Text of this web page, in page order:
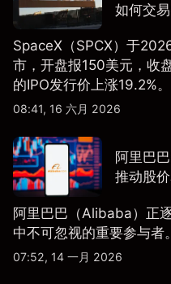
如何交
SpaceX（SPCX）于
市，开盘报150美元，收
的IPO发行价上涨19.2%。
08:41, 16 六月 2026
阿里巴
推动股
阿里巴巴（Alibaba）正
中不可忽视的重要参与者。
07:52, 14 一月 2026